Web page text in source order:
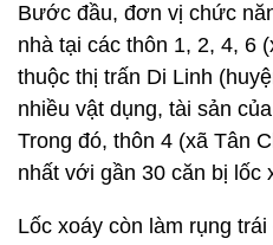
Bước đầu, đơn vị chức
nhà tại các thôn 1, 2, 4, 6
thuộc thị trấn Di Linh
nhiều vật dụng, tài sản
Trong đó, thôn 4 (xã Tân
nhất với gần 30 căn bị lốc
Lốc xoáy còn làm rụng